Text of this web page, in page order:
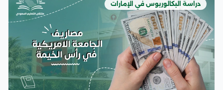
دراسة البكالوريوس في الإمارات